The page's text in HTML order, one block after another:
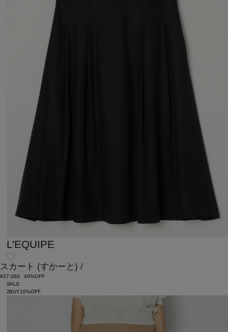
L'EQUIPE
スカート (すかーと) /
¥27,060
40%OFF
SALE
2BUY10%OFF